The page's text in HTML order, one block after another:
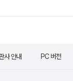
사 안내 PC 버전